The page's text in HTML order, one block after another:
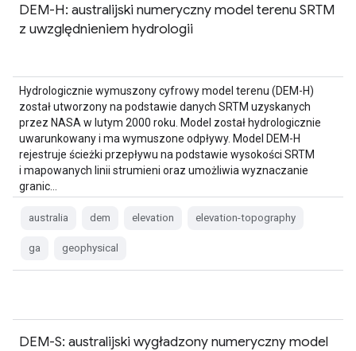
DEM-H: australijski numeryczny model terenu SRTM
z uwzględnieniem hydrologii
Hydrologicznie wymuszony cyfrowy model terenu (DEM-H)
został utworzony na podstawie danych SRTM uzyskanych
przez NASA w lutym 2000 roku. Model został hydrologicznie
uwarunkowany i ma wymuszone odpływy. Model DEM-H
rejestruje ścieżki przepływu na podstawie wysokości SRTM
i mapowanych linii strumieni oraz umożliwia wyznaczanie
granic…
australia dem elevation elevation-topography
ga geophysical
DEM-S: australijski wygładzony numeryczny model